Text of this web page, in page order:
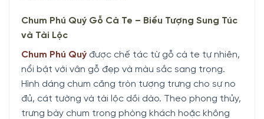
Chum Phú Quý Gỗ Cà Te – Biểu Tượng Sung Túc
và Tài Lộc
Chum Phú Quý được chế tác từ gỗ cà te tự nhiên,
nổi bật với vân gỗ đẹp và màu sắc sang trọng.
Hình dáng chum căng tròn tượng trưng cho sự no
đủ, cát tường và tài lộc dồi dào. Theo phong thủy,
trưng bày chum trong phòng khách hoặc không